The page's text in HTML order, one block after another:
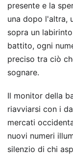
presente e la
una dopo l'altra,
sopra un
battito, ogni
preciso tra ciò
sognare.
Il monitor della
riavviarsi con i
mercati
nuovi numeri
silenzio di chi